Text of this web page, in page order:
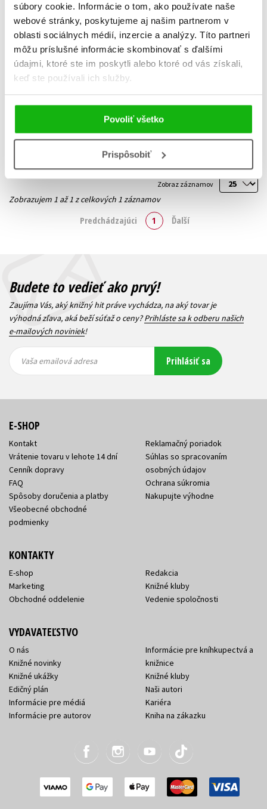
súbory cookie. Informácie o tom, ako používate naše
webové stránky, poskytujeme aj našim partnerom v
oblasti sociálnych médií, inzercie a analýzy. Títo partneri
môžu príslušné informácie skombinovať s ďalšími
údajmi, ktoré ste im poskytli alebo ktoré od vás získali,
keď ste používali ich služby.
Povoliť všetko
Prispôsobiť
V lásce a válce
Maggie Brookes
16,14 €
Zobraz záznamov
Zobrazujem 1 až 1 z celkových 1 záznamov
Predchádzajúci 1 Ďalší
Budete to vedieť ako prvý!
Zaujíma Vás, aký knižný hit práve vychádza, na aký tovar je
výhodná zľava, aká beží súťaž o ceny?Prihláste sa k odberu našich
e-mailových noviniek!
emailová
emailová
Vaša emailová adresa Prihlásiť sa
E-SHOP
Kontakt
Vrátenie tovaru v lehote 14 dní
Cenník dopravy
FAQ
Spôsoby doručenia a platby
Všeobecné obchodné
podmienky
Reklamačný poriadok
Súhlas so spracovaním
osobných údajov
Ochrana súkromia
Nakupujte výhodne
KONTAKTY
E-shop
Marketing
Obchodné oddelenie
Redakcia
Knižné kluby
Vedenie spoločnosti
VYDAVATEĽSTVO
O nás
Knižné novinky
Knižné ukážky
Edičný plán
Informácie pre médiá
Informácie pre autorov
Informácie pre kníhkupectvá a
knižnice
Knižné kluby
Naši autori
Kariéra
Kniha na zákazku